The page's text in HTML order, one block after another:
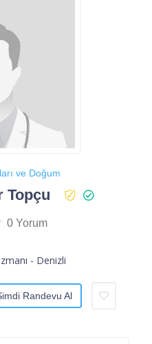
ve Doğum
Topçu
0 Yorum
- Denizli
Randevu Al